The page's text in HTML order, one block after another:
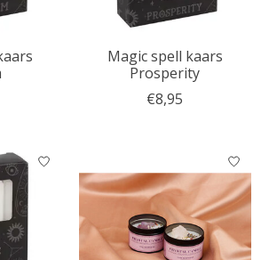
Magic spell kaars
Prosperity
€8,95